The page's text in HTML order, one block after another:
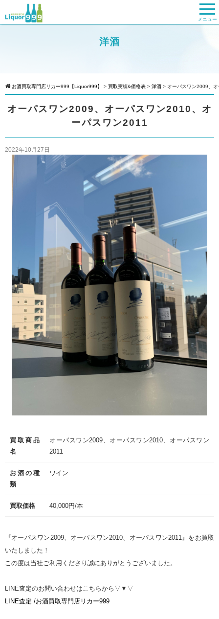
メニュー
洋酒
お酒買取専門店リカー999【Liquor999】 > 買取実績&価格表 > 洋酒 > オーパスワン2009、
オーパスワン2009、オーパスワン2010、オ
ーパスワン2011
2022年10月27日
買取商品
名
オーパスワン2009、オーパスワン2010、オーパスワン
2011
お酒の種
類
ワイン
買取価格 40,000円/本
『オーパスワン2009、オーパスワン2010、オーパスワン2011』をお買取
いたしました！
この度は当社ご利用くださり誠にありがとうございました。
LINE査定のお問い合わせはこちらから▽▼▽
LINE査定 /お酒買取専門店リカー999